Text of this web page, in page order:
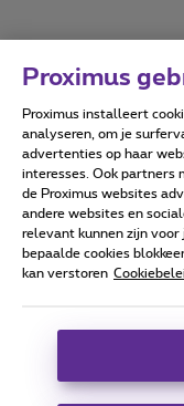
Alle rechten
Algemene
Deze website is
Koning Albert II-laan
Proximus
Proximus installeert
analyseren, om je
advertenties op haar
interesses. Ook partners
de Proximus websites
andere websites en
relevant kunnen zijn voor
bepaalde cookies
kan verstoren